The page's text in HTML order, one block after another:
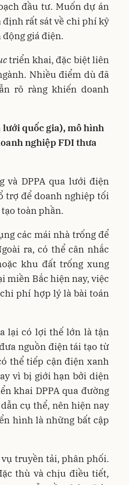
đầu tư. Muốn dự án
định rất sát về chi phí kỹ
giá điện.
triển khai, đặc biệt liên
Nhiều điểm dù đã
rõ ràng khiến doanh
quốc gia), mô hình
nghiệp FDI thưa
và DPPA qua lưới điện
trợ để doanh nghiệp tối
toàn phần.
các mái nhà trống để
ra, có thể cân nhắc
khu đất trống xung
miền Bắc hiện nay, việc
phí hợp lý là bài toán
lại có lợi thế lớn là tận
nguồn điện tái tạo từ
thể tiếp cận điện xanh
vì bị giới hạn bởi diện
khai DPPA qua đường
cụ thể, nên hiện nay
hình là những bất cập
truyền tải, phân phối.
thù và chịu điều tiết,